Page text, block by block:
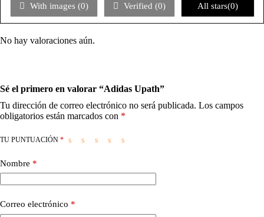
With images (0) Verified (0) All stars(0)
No hay valoraciones aún.
Sé el primero en valorar “Adidas Upath”
Tu dirección de correo electrónico no será publicada. Los campos
obligatorios están marcados con *
TU PUNTUACIÓN *
Nombre *
Correo electrónico *